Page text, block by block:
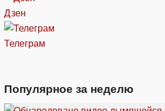
Дзен
Телеграм
Популярное за неделю